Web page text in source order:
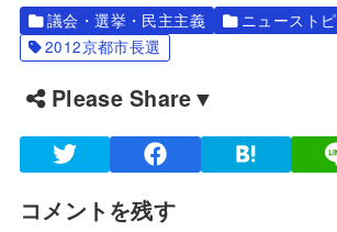
議会・選挙・民主主義
ニュースト
2012京都市長選
Please Share▼
コメントを残す